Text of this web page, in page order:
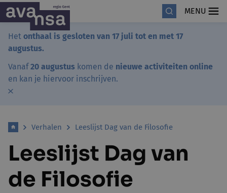
MENU
Het onthaal is gesloten van 17 juli tot en met 17
augustus.
Vanaf20 augustus komen de nieuwe activiteiten online
en kan je hiervoor inschrijven.
Verhalen Leeslijst Dag van de Filosofie
Leeslijst Dag van
de Filosofie